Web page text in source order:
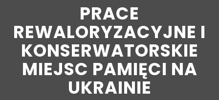
PRACE
REWALORYZACYJNE I
KONSERWATORSKIE
MIEJSC PAMIĘCI NA
UKRAINIE